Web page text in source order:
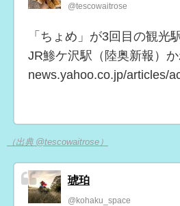
@tescowaitrose
「ちょめ」が3回目の観光
JR鯵ケ沢駅（陸奥新報）
news.yahoo.co.jp/articles/
（出典 @tescowaitrose）
琥珀
@kohaku_space